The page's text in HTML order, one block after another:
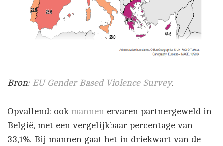
Bron: EU Gender Based Violence Survey.
Opvallend: ook mannen ervaren partnergeweld in
België, met een vergelijkbaar percentage van
33,1%. Bij mannen gaat het in driekwart van de